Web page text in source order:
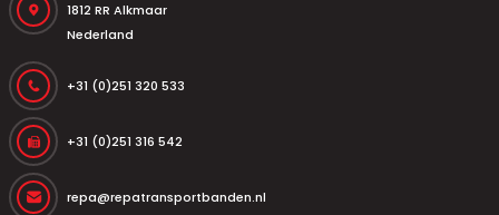
1812 RR Alkmaar
Nederland
+31 (0)251 320 533
+31 (0)251 316 542
repa@repatransportbanden.nl